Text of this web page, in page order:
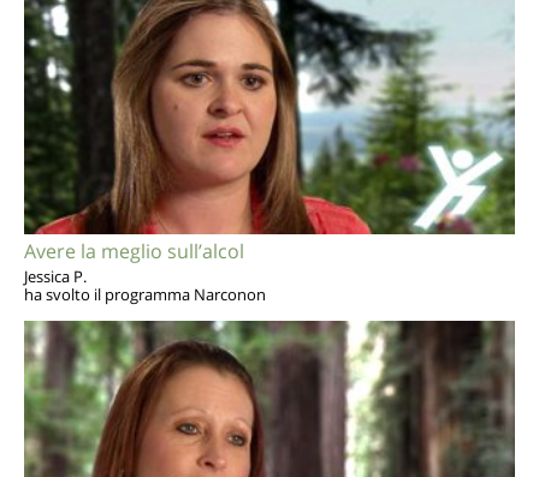
Avere la meglio sull’alcol
Jessica P.
ha svolto il programma Narconon